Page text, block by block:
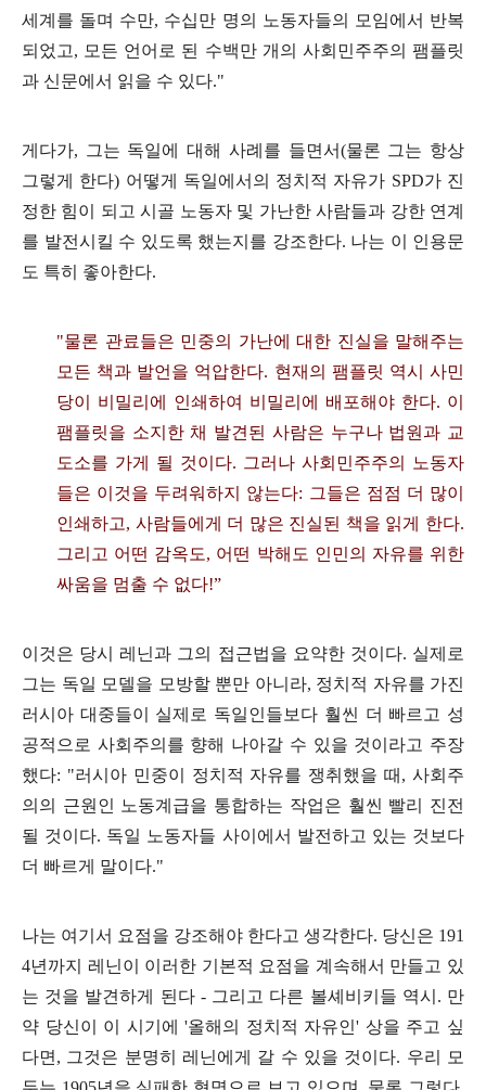
세계를 돌며 수만, 수십만 명의 노동자들의 모임에서 반복
되었고, 모든 언어로 된 수백만 개의 사회민주주의 팸플릿
과 신문에서 읽을 수 있다."
게다가, 그는 독일에 대해 사례를 들면서(물론 그는 항상
그렇게 한다) 어떻게 독일에서의 정치적 자유가 SPD가 진
정한 힘이 되고 시골 노동자 및 가난한 사람들과 강한 연계
를 발전시킬 수 있도록 했는지를 강조한다. 나는 이 인용문
도 특히 좋아한다.
"물론 관료들은 민중의 가난에 대한 진실을 말해주는
모든 책과 발언을 억압한다. 현재의 팸플릿 역시 사민
당이 비밀리에 인쇄하여 비밀리에 배포해야 한다. 이
팸플릿을 소지한 채 발견된 사람은 누구나 법원과 교
도소를 가게 될 것이다. 그러나 사회민주주의 노동자
들은 이것을 두려워하지 않는다: 그들은 점점 더 많이
인쇄하고, 사람들에게 더 많은 진실된 책을 읽게 한다.
그리고 어떤 감옥도, 어떤 박해도 인민의 자유를 위한
싸움을 멈출 수 없다!”
이것은 당시 레닌과 그의 접근법을 요약한 것이다. 실제로
그는 독일 모델을 모방할 뿐만 아니라, 정치적 자유를 가진
러시아 대중들이 실제로 독일인들보다 훨씬 더 빠르고 성
공적으로 사회주의를 향해 나아갈 수 있을 것이라고 주장
했다: "러시아 민중이 정치적 자유를 쟁취했을 때 ,사회주
의의 근원인 노동계급을 통합하는 작업은 훨씬 빨리 진전
될 것이다. 독일 노동자들 사이에서 발전하고 있는 것보다
더 빠르게 말이다."
나는 여기서 요점을 강조해야 한다고 생각한다. 당신은 191
4년까지 레닌이 이러한 기본적 요점을 계속해서 만들고 있
는 것을 발견하게 된다 - 그리고 다른 볼셰비키들 역시 . 만
약 당신이 이 시기에'올해의 정치적 자유인' 상을 주고 싶
다면 , 그것은 분명히 레닌에게 갈 수 있을 것이다. 우리 모